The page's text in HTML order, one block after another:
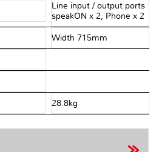
Line input / output ports
speakON x 2, Phone x 2
Width 715mm
28.8kg